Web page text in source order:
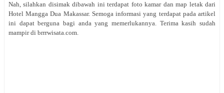
Nah, silahkan disimak dibawah ini terdapat foto kamar dan map letak dari
Hotel Mangga Dua Makassar. Semoga informasi yang terdapat pada artikel
ini dapat berguna bagi anda yang memerlukannya. Terima kasih sudah
mampir di brrrwisata.com.